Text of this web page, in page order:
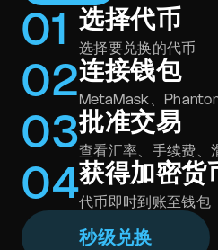
01 选择代币
选择要兑换的代币
02连接钱包
MetaMask、
03批准交易
查看汇率、手续费、
04获得加密货
代币即时到账至钱包
秒级兑换